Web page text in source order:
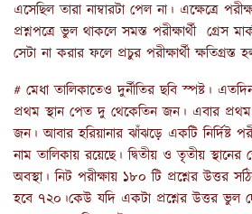
এসেছিল তারা নাম্বারটা পেল না। এক্ষেত্রে
প্রশ্নপত্রে ভুল থাকলে সমস্ত পরীক্ষার্থী গ্রেস
সেটা না করার ফলে প্রচুর পরীক্ষার্থী ক্ষতিগ্রস্ত
# মেধা তালিকাতেও দুর্নীতির ছবি স্পষ্ট।
প্রথম স্থান পেত দু থেকেতিন জন। এবার প্রথম
জন। আবার হরিয়ানার ঝাঁঝড়ে একটি নির্দিষ্ট
নাম তালিকায় রয়েছে। দ্বিতীয় ও তৃতীয় স্থানের
অবস্থা। নিট পরীক্ষায় ১৮০ টি প্রশ্নের উত্তর
হবে ৭২০।কেউ যদি একটা প্রশ্নের উত্তর ভুল